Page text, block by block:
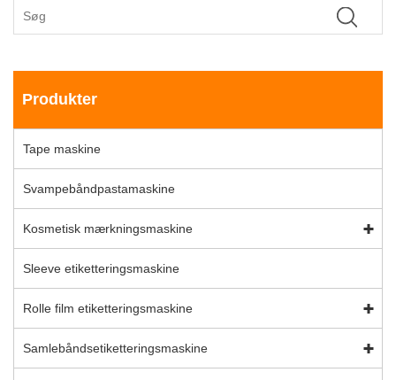
Produkter
Tape maskine
Svampebåndpastamaskine
Kosmetisk mærkningsmaskine
Sleeve etiketteringsmaskine
Rolle film etiketteringsmaskine
Samlebåndsetiketteringsmaskine